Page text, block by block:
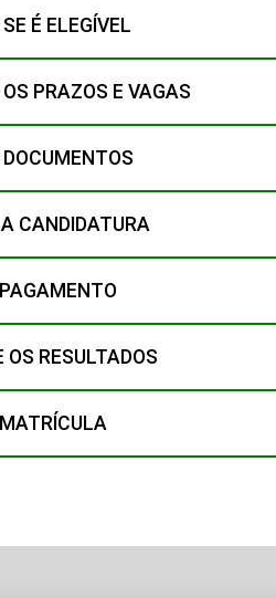
É ELEGÍVEL
OS PRAZOS E VAGAS
CANDIDATURA
OS RESULTADOS